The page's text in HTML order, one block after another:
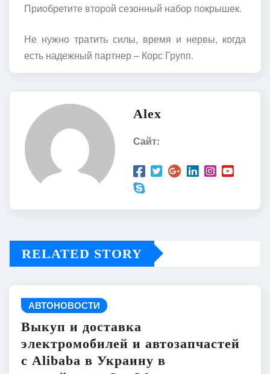
Приобретите второй сезонный набор покрышек.
Не нужно тратить силы, время и нервы, когда
есть надежный партнер – Корс Групп.
Alex
Сайт:
RELATED STORY
АВТОНОВОСТИ
Выкуп и доставка
электромобилей и автозапчастей
с Alibaba в Украину в